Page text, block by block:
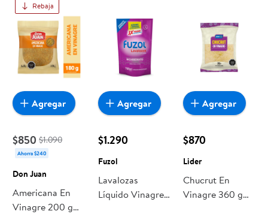
Rebaja
$850 $1.090
Ahorra $240
Don Juan
Americana En
Vinagre 200 g
Agregar
$1.290
Fuzol
Lavalozas
Líquido Vinagre
Agregar
$870
Lider
Chucrut En
Vinagre 360 g
Agregar